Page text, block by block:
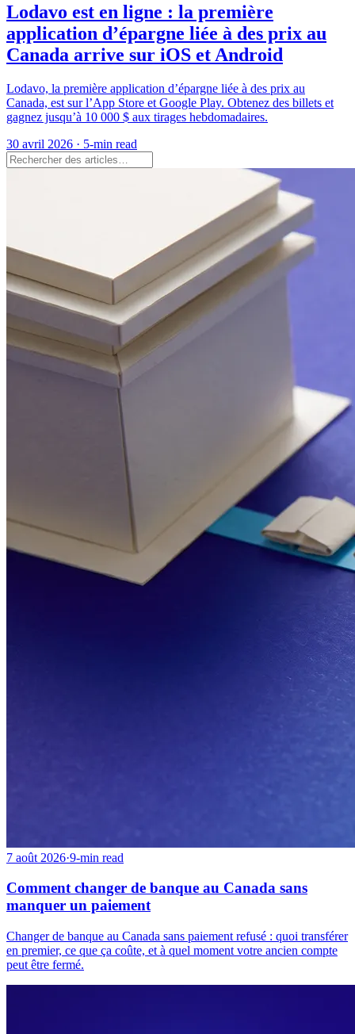
Lodavo est en ligne : la première
application d’épargne liée à des prix au
Canada arrive sur iOS et Android
Lodavo, la première application d’épargne liée à des prix au
Canada, est sur l’App Store et Google Play. Obtenez des billets et
gagnez jusqu’à 10 000 $ aux tirages hebdomadaires.
30 avril 2026 · 5-min read
7 août 2026·9-min read
Comment changer de banque au Canada sans
manquer un paiement
Changer de banque au Canada sans paiement refusé : quoi transférer
en premier, ce que ça coûte, et à quel moment votre ancien compte
peut être fermé.